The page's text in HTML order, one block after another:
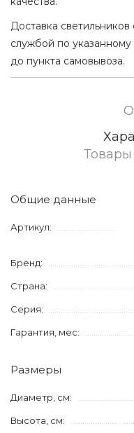
Доставка
службой по
до пункта самовывоза.
Общие данные
Артикул:
Бренд:
Страна:
Серия:
Гарантия, мес:
Размеры
Диаметр, см:
Высота, см: